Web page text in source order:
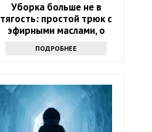
Уборка больше не в
тягость: простой трюк с
эфирными маслами, о
ПОДРОБНЕЕ